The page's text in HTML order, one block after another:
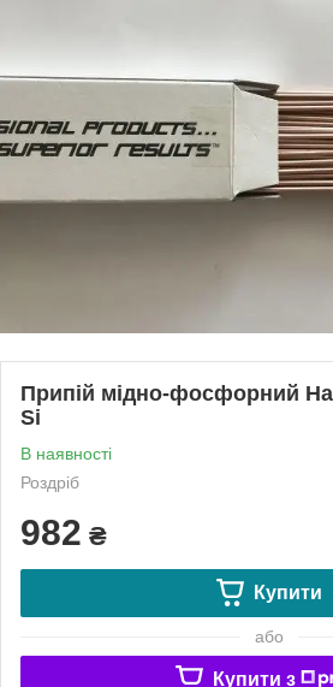
Припій мідно-фосфорний
Si
В наявності
Роздріб
982 ₴
Купити
або
Купити з